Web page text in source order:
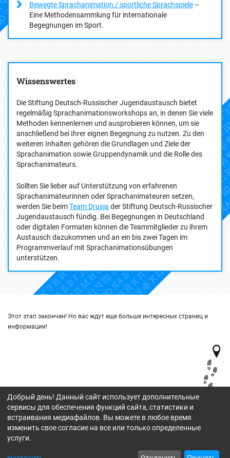
Bewegte Sprachanimation / sportliche Sprachspiele –
Eine Methodensammlung für internationale
Begegnungen im Sport.
Wissenswertes
Die Stiftung Deutsch-Russischer Jugendaustausch bietet
regelmäßig Sprachanimationsworkshops an, in denen Sie viele
Methoden kennenlernen und ausprobieren können, um sie
anschließend bei Ihrer eignen Begegnung zu nutzen. Zu den
weiteren Inhalten gehören die Grundlagen und Ziele der
Sprachanimation sowie Gruppendynamik und die Rolle des
Sprachanimateurs.
Sollten Sie lieber auf Unterstützung von erfahrenen
Sprachanimateurinnen oder Sprachanimateuren setzen,
werden Sie beimTeam Drusja der Stiftung Deutsch-Russischer
Jugendaustausch fündig. Bei Begegnungen in Deutschland
oder digitalen Formaten können die Teammitglieder zu ihrem
Austausch dazukommen und an ein bis zwei Tagen im
Programmverlauf mit Sprachanimationsübungen
unterstützen.
Этот этап закончен! Но вас ждут еще больше интересных страниц и
информации!
© Stiftung Deutsch-Russischer Jugendaustausch gGmbH, 2026
Добрый день! Данный сайт использует дополнительные
сервисы для обеспечения функций сайта, статистики и
встраивания медиафайлов. Вы можете в любое время
изменить свое согласие на все или только определенные
услуги.